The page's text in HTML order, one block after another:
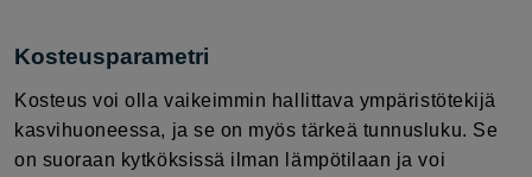
Kosteusparametri
Kosteus voi olla vaikeimmin hallittava ympäristötekijä
kasvihuoneessa, ja se on myös tärkeä tunnusluku. Se
on suoraan kytköksissä ilman lämpötilaan ja voi